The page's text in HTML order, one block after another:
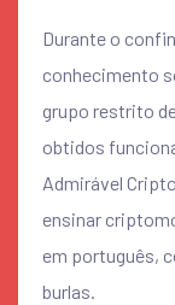
Durante o
conhecimento
grupo restrito
obtidos
Admirável
ensinar
em português,
burlas.